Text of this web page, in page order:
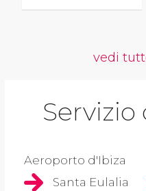
vedi
Aeroporto d'Ibiza
Santa Eulalia